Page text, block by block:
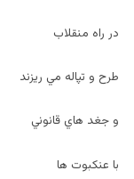
در راه منقلاب
طرح و تپاله مي ريزند
و جغد هاي قانوني
با عنکبوت ها